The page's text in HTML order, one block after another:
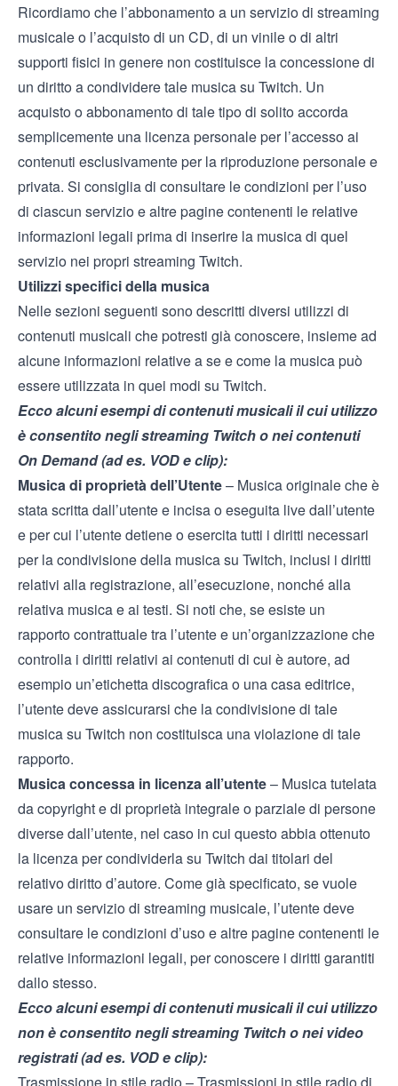
Ricordiamo che l’abbonamento a un servizio di streaming
musicale o l’acquisto di un CD, di un vinile o di altri
supporti fisici in genere non costituisce la concessione di
un diritto a condividere tale musica su Twitch. Un
acquisto o abbonamento di tale tipo di solito accorda
semplicemente una licenza personale per l’accesso ai
contenuti esclusivamente per la riproduzione personale e
privata. Si consiglia di consultare le condizioni per l’uso
di ciascun servizio e altre pagine contenenti le relative
informazioni legali prima di inserire la musica di quel
servizio nei propri streaming Twitch.
Utilizzi specifici della musica
Nelle sezioni seguenti sono descritti diversi utilizzi di
contenuti musicali che potresti già conoscere, insieme ad
alcune informazioni relative a se e come la musica può
essere utilizzata in quei modi su Twitch.
Ecco alcuni esempi di contenuti musicali il cui utilizzo
è consentito negli streaming Twitch o nei contenuti
On Demand (ad es. VOD e clip):
Musica di proprietà dell’Utente– Musica originale che è
stata scritta dall’utente e incisa o eseguita live dall’utente
e per cui l’utente detiene o esercita tutti i diritti necessari
per la condivisione della musica su Twitch, inclusi i diritti
relativi alla registrazione, all’esecuzione, nonché alla
relativa musica e ai testi. Si noti che, se esiste un
rapporto contrattuale tra l’utente e un’organizzazione che
controlla i diritti relativi ai contenuti di cui è autore, ad
esempio un’etichetta discografica o una casa editrice,
l’utente deve assicurarsi che la condivisione di tale
musica su Twitch non costituisca una violazione di tale
rapporto.
Musica concessa in licenza all’utente– Musica tutelata
da copyright e di proprietà integrale o parziale di persone
diverse dall’utente, nel caso in cui questo abbia ottenuto
la licenza per condividerla su Twitch dai titolari del
relativo diritto d’autore. Come già specificato, se vuole
usare un servizio di streaming musicale, l’utente deve
consultare le condizioni d’uso e altre pagine contenenti le
relative informazioni legali, per conoscere i diritti garantiti
dallo stesso.
Ecco alcuni esempi di contenuti musicali il cui utilizzo
non è consentitonegli streaming Twitch o nei video
registrati (ad es. VOD e clip):